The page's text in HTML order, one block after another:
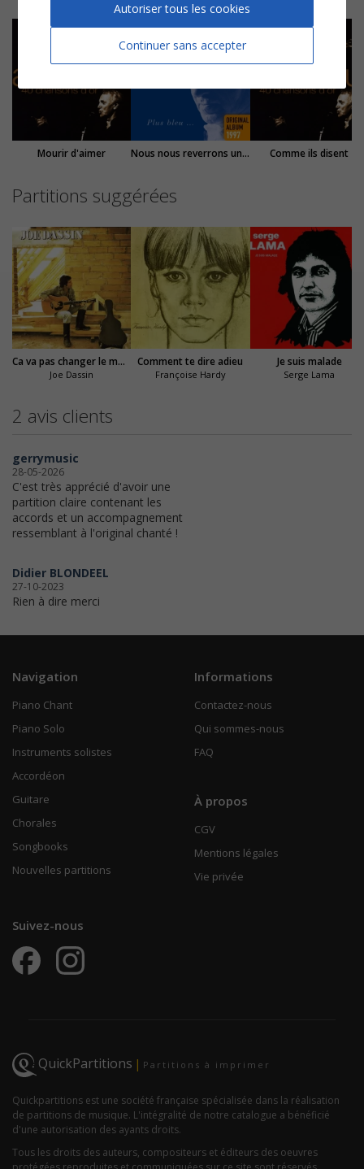
Mourir d'aimer Nous nous reverrons un jour ou l'autre Comme ils disent
Partitions suggérées
Ca va pas changer le monde
Joe Dassin
Comment te dire adieu
Françoise Hardy
Je suis malade
Serge Lama
2 avis clients
gerrymusic
28-05-2026
C'est très apprécié d'avoir une
partition claire contenant les
accords et un accompagnement
ressemblant à l'original chanté !
Didier BLONDEEL
27-10-2023
Rien à dire merci
Navigation
Piano Chant
Piano Solo
Instruments solistes
Accordéon
Guitare
Chorales
Songbooks
Nouvelles partitions
Informations
Contactez-nous
Qui sommes-nous
FAQ
À propos
CGV
Mentions légales
Vie privée
Suivez-nous
QuickPartitions | Partitions à imprimer
Quickpartitions est une société française spécialisée dans la réalisation
de partitions de musique. L'intégralité de notre catalogue a bénéficié
d'une autorisation des ayants droits.
Tous les droits des auteurs, compositeurs et éditeurs des oeuvres
Continuer sans accepter
Autoriser tous les cookies